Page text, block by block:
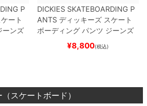
P
ート
ーンズ
ケボ
DICKIES SKATEBOARDING P
ANTS ディッキーズ スケート
ボーディング パンツ ジーンズ
SLIM FIT 30 LENGTH
スケートボード スケボー
¥8,800(税込)
スケートボード）